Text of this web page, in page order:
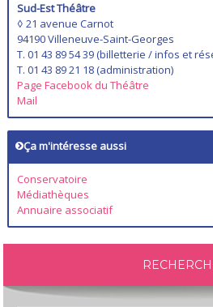
Sud-Est Théâtre
◊ 21 avenue Carnot
94190 Villeneuve-Saint-Georges
T. 01 43 89 54 39 (billetterie / infos et
T. 01 43 89 21 18 (administration)
Page Facebook du Théâtre
Mail
Ça m'intéresse aussi
Conservatoire
Médiathèques
Annuaire associatif